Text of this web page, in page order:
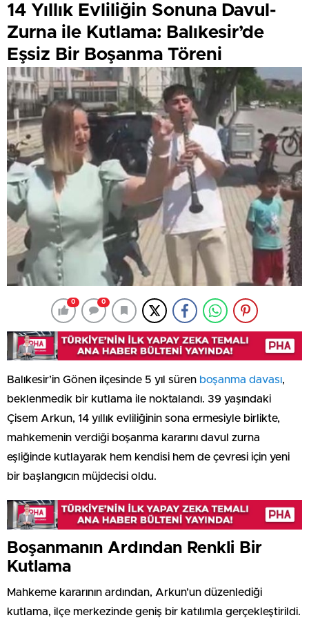
14 Yıllık Evliliğin Sonuna Davul-
Zurna ile Kutlama: Balıkesir’de
Eşsiz Bir Boşanma Töreni
0 0
Balıkesir’in Gönen ilçesinde 5 yıl süren boşanma davası,
beklenmedik bir kutlama ile noktalandı. 39 yaşındaki
Çisem Arkun, 14 yıllık evliliğinin sona ermesiyle birlikte,
mahkemenin verdiği boşanma kararını davul zurna
eşliğinde kutlayarak hem kendisi hem de çevresi için yeni
bir başlangıcın müjdecisi oldu.
Boşanmanın Ardından Renkli Bir
Kutlama
Mahkeme kararının ardından, Arkun’un düzenlediği
kutlama, ilçe merkezinde geniş bir katılımla gerçekleştirildi.